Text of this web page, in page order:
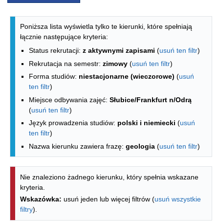
Lista kierunków - indeks alfabetyczny
Poniższa lista wyświetla tylko te kierunki, które spełniają
łącznie następujące kryteria:
Status rekrutacji: z aktywnymi zapisami (usuń ten filtr)
Rekrutacja na semestr: zimowy (usuń ten filtr)
Forma studiów: niestacjonarne (wieczorowe) (usuń
ten filtr)
Miejsce odbywania zajęć: Słubice/Frankfurt n/Odrą
(usuń ten filtr)
Język prowadzenia studiów: polski i niemiecki (usuń
ten filtr)
Nazwa kierunku zawiera frazę: geologia (usuń ten filtr)
Nie znaleziono żadnego kierunku, który spełnia wskazane
kryteria.
Wskazówka: usuń jeden lub więcej filtrów (usuń wszystkie
filtry).